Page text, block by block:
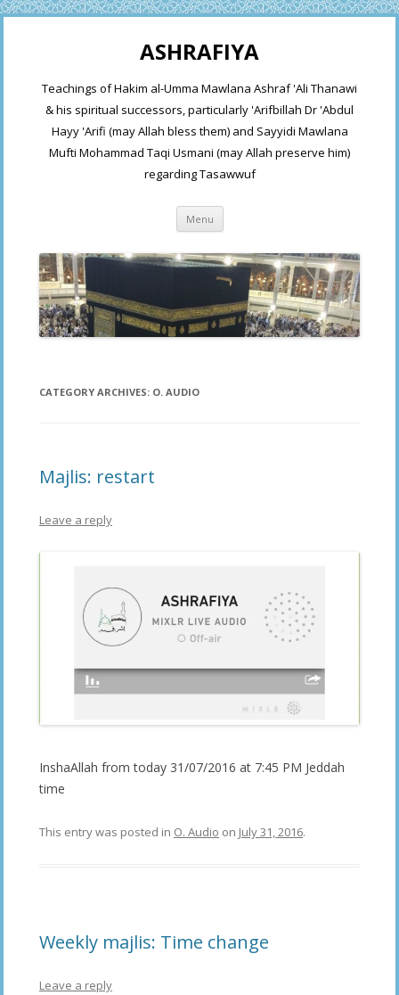
ASHRAFIYA
Teachings of Hakim al-Umma Mawlana Ashraf 'Ali Thanawi
& his spiritual successors, particularly 'Arifbillah Dr 'Abdul
Hayy 'Arifi (may Allah bless them) and Sayyidi Mawlana
Mufti Mohammad Taqi Usmani (may Allah preserve him)
regarding Tasawwuf
Menu Skip
content
CATEGORY ARCHIVES: O. AUDIO
Majlis: restart
Leave a reply
InshaAllah from today 31/07/2016 at 7:45 PM Jeddah
time
This entry was posted in O. Audio on July 31, 2016.
Weekly majlis: Time change
Leave a reply